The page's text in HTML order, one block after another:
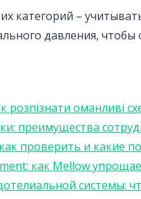
категорий –
давления,
розпізнати оманливі
преимущества
проверить и какие
как Mellow
системы: